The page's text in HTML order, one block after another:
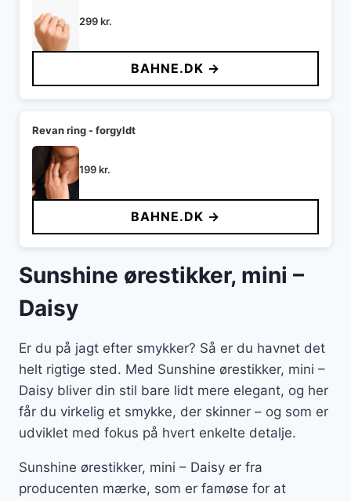
299kr.
BAHNE.DK →
Revan ring - forgyldt
199kr.
BAHNE.DK →
Sunshine ørestikker, mini –
Daisy
Er du på jagt efter smykker? Så er du havnet det
helt rigtige sted. Med Sunshine ørestikker, mini –
Daisy bliver din stil bare lidt mere elegant, og her
får du virkelig et smykke, der skinner – og som er
udviklet med fokus på hvert enkelte detalje.
Sunshine ørestikker, mini – Daisy er fra
producenten mærke, som er famøse for at